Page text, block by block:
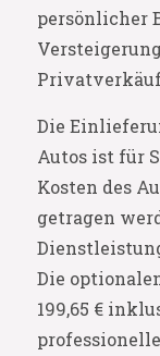
persönlicher
Die
Autos ist für
Kosten des
getragen
Die
199,65 €